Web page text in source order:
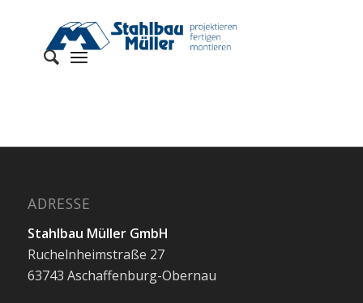
ADRESSE
Stahlbau Müller GmbH
Ruchelnheimstraße 27
63743 Aschaffenburg-Obernau